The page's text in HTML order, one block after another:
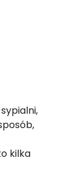
kilka